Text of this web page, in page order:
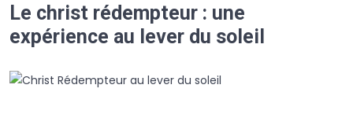
Le christ rédempteur : une
expérience au lever du soleil